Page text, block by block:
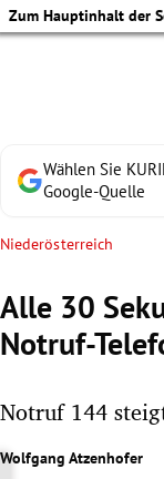
Zum Hauptinhalt der
Untermenü
Wählen Sie
Google-Quelle
Niederösterreich
Alle 30
Notruf-
Notruf 144
Wolfgang Atzenhofer